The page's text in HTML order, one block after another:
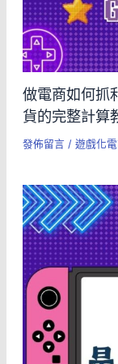
做電商如何抓
貨的完整計算
發佈留言 / 遊戲化